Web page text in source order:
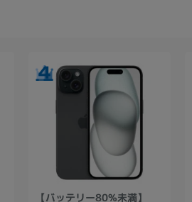
【バッテリー80%未満】